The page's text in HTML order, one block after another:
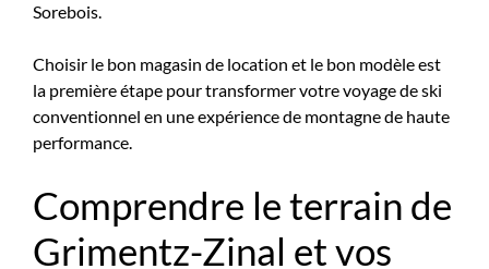
Sorebois.
Choisir le bon magasin de location et le bon modèle est
la première étape pour transformer votre voyage de ski
conventionnel en une expérience de montagne de haute
performance.
Comprendre le terrain de
Grimentz-Zinal et vos